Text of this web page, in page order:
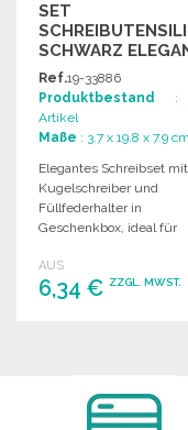
SET
SCHWARZ
19,8 CM
Ref.19-33886
Produktbestand :
Artikel
Maße : 3.7 x 19.8 x 7.9 cm
Elegantes Schreibset mit
Kugelschreiber und
Füllfederhalter in
Geschenkbox, ideal für
besondere Anlässe.
AUS
6,34 € ZZGL. MWST.